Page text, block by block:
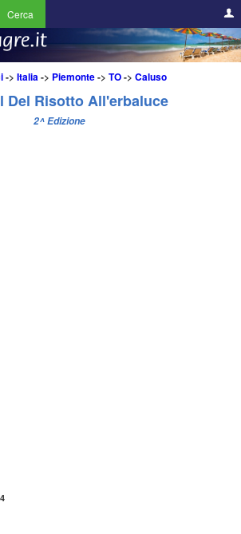
Cerca
-> Italia-> Piemonte-> TO-> Caluso
Del Risotto All'erbaluce
2^ Edizione